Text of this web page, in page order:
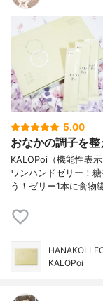
5.00
おなかの調子を
KALOPoi（機能性表
ワンハンドゼリー！
う！ゼリー1本に食物
KALOPoi